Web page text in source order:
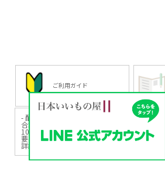
ご利用ガイド
- 配送料金のご案内 -
合計10,000円（税込）以上のお買い物で全
10,000円未満のお買い物の場合は送料が550
要となります。
詳細は